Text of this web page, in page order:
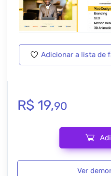
Adicionar a lista de
R$ 19,90
Ridda - Kit de Modelos para
Ver